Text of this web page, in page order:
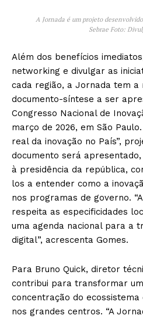
A Jornada é um projeto
Sebrae Foto:
Além dos benefícios
networking e divulgar as
cada região, a Jornada tem a
documento-síntese a ser
Congresso Nacional de
março de 2026, em São
real da inovação no País”,
documento será
à presidência da república,
los a entender como a
nos programas de governo.
respeita as especificidades
uma agenda nacional para a
digital”, acrescenta Gomes.
Para Bruno Quick, diretor
contribui para transformar
concentração do
nos grandes centros. “A